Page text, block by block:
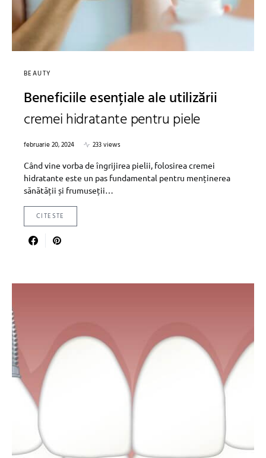
BEAUTY
Beneficiile esențiale ale utilizării
cremei hidratante pentru piele
februarie 20, 2024
233 views
Când vine vorba de îngrijirea pielii, folosirea cremei
hidratante este un pas fundamental pentru menținerea
sănătății și frumuseții…
CITESTE